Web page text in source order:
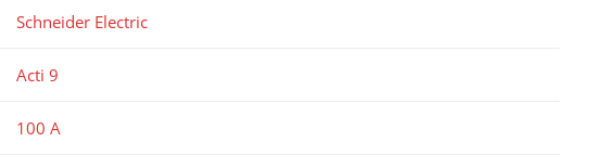
Schneider Electric
Acti 9
100 А